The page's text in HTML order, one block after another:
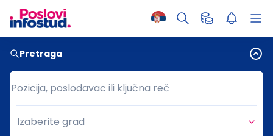
Pretraga
Pozicija, poslodavac ili ključna reč
Pozicija, poslodavac ili ključna reč
Grad
Izaberite grad